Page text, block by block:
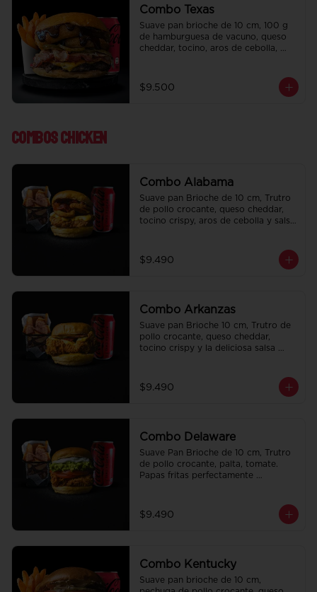
Combo Texas
Suave pan brioche de 10 cm, 100 g
de hamburguesa de vacuno, queso
cheddar, tocino, aros de cebolla,
de la casa de regalo a elección y una
Bebida de 350 cc a elección.
$9.500
Combos Chicken
Combo Alabama
Suave pan Brioche de 10 cm, Trutro
de pollo crocante, queso cheddar,
tocino crispy, aros de cebolla y salsa
elección.
$9.490
Combo Arkanzas
Suave pan Brioche 10 cm, Trutro de
pollo crocante, queso cheddar,
tocino crispy y la deliciosa salsa
de la casa de regalo a elección y una
Bebida de 350cc a elección.
$9.490
Combo Delaware
Suave Pan Brioche de 10 cm, Trutro
de pollo crocante, palta, tomate.
Papas fritas perfectamente
350cc a elección.
$9.490
Combo Kentucky
Suave pan brioche de 10 cm,